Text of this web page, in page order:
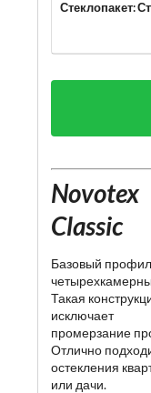
Стеклопакет:
Novotex
Classic
Базовый
Такая
исключает
промерзание
Отлично
остекления
или дачи.